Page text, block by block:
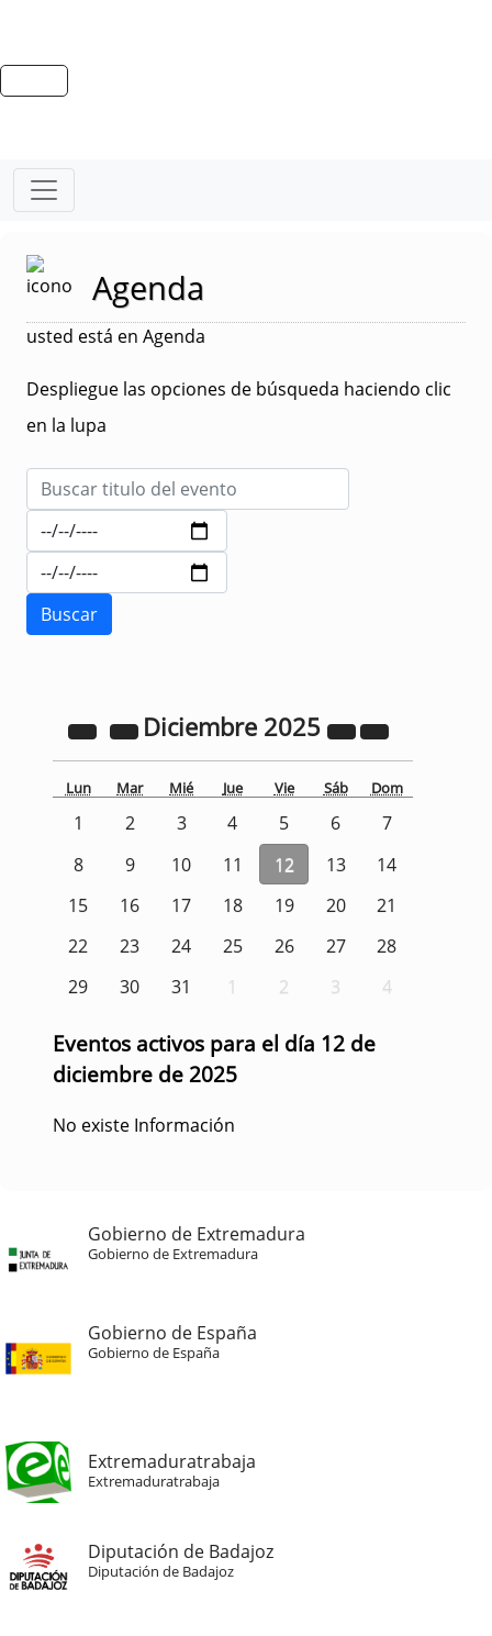
Agenda
usted está en Agenda
Despliegue las opciones de búsqueda haciendo clic
en la lupa
Diciembre 2025
Lun Mar Mié Jue Vie Sáb Dom
1 2 3 4 5 6
7
8
9 10 11 12 13
14
15
16 17 18 19 20
21
22
23 24 25 26 27
28
29
30 31 1 2 3 4
Eventos activos para el día 12 de
diciembre de 2025
No existe Información
Gobierno de Extremadura
Gobierno de Extremadura
Gobierno de España
Gobierno de España
Extremaduratrabaja
Extremaduratrabaja
Diputación de Badajoz
Diputación de Badajoz